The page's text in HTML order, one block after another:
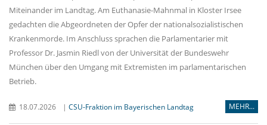
Miteinander im Landtag. Am Euthanasie-Mahnmal in Kloster Irsee
gedachten die Abgeordneten der Opfer der nationalsozialistischen
Krankenmorde. Im Anschluss sprachen die Parlamentarier mit
Professor Dr. Jasmin Riedl von der Universität der Bundeswehr
München über den Umgang mit Extremisten im parlamentarischen
Betrieb.
18.07.2026 | CSU-Fraktion im Bayerischen Landtag MEHR...